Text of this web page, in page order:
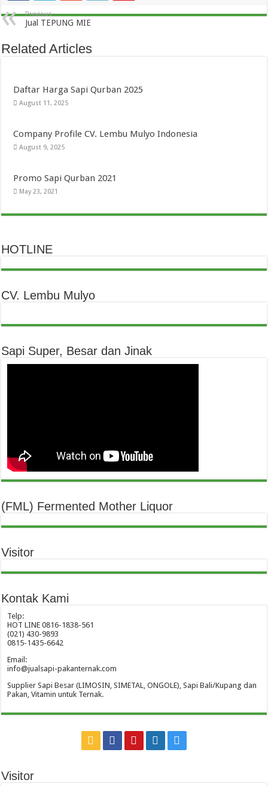
Previous
Jual TEPUNG MIE
Related Articles
Daftar Harga Sapi Qurban 2025
August 11, 2025
Company Profile CV. Lembu Mulyo Indonesia
August 9, 2025
Promo Sapi Qurban 2021
May 23, 2021
HOTLINE
CV. Lembu Mulyo
Sapi Super, Besar dan Jinak
(FML) Fermented Mother Liquor
Visitor
Kontak Kami
Telp:
HOT LINE 0816-1838-561
(021) 430-9893
0815-1435-6642
Email:
info@jualsapi-pakanternak.com
Supplier Sapi Besar (LIMOSIN, SIMETAL, ONGOLE), Sapi Bali/Kupang dan
Pakan, Vitamin untuk Ternak.
Visitor